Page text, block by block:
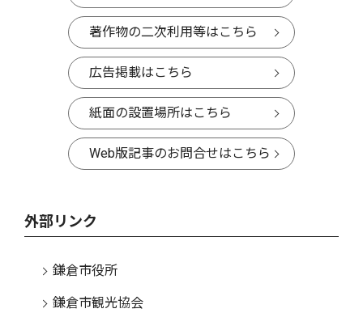
著作物の二次利用等はこちら
広告掲載はこちら
紙面の設置場所はこちら
Web版記事のお問合せはこちら
外部リンク
鎌倉市役所
鎌倉市観光協会